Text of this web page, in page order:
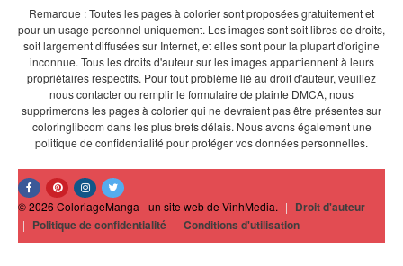
Remarque : Toutes les pages à colorier sont proposées gratuitement et
pour un usage personnel uniquement. Les images sont soit libres de droits,
soit largement diffusées sur Internet, et elles sont pour la plupart d'origine
inconnue. Tous les droits d'auteur sur les images appartiennent à leurs
propriétaires respectifs. Pour tout problème lié au droit d'auteur, veuillez
nous contacter ou remplir le formulaire de plainte DMCA, nous
supprimerons les pages à colorier qui ne devraient pas être présentes sur
coloringlibcom dans les plus brefs délais. Nous avons également une
politique de confidentialité pour protéger vos données personnelles.
© 2026 ColoriageManga - un site web de VinhMedia. | Droit d'auteur
| Politique de confidentialité | Conditions d'utilisation